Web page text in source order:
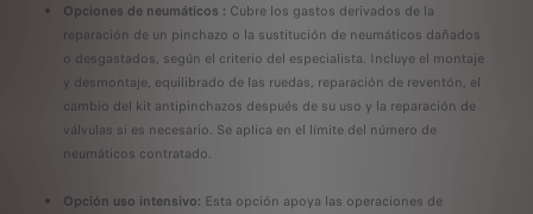
Opciones de neumáticos : Cubre los gastos derivados de la
reparación de un pinchazo o la sustitución de neumáticos dañados
o desgastados, según el criterio del especialista. Incluye el montaje
y desmontaje, equilibrado de las ruedas, reparación de reventón, el
cambio del kit antipinchazos después de su uso y la reparación de
válvulas si es necesario. Se aplica en el límite del número de
neumáticos contratado.
Opción uso intensivo: Esta opción apoya las operaciones de